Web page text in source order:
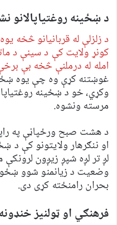
د ښځینه روغتیاپالانو
د زلزلې له قربانیانو څخه
کونړ ولایت کې د سینې د
امله له درملنې څخه بې
غوښتنه کړې وه چې یوه
وکړي، خو د ښځینه
مرسته ونشوه.
د هشت صبح ورځپاڼې په
او ننګرهار ولایتونو کې د
لږ تر لږه شپږ زیږون
وضعیت د زیانمنو شوو
بحران رامنځته کړی دی.
فرهنګي او ټولنیز